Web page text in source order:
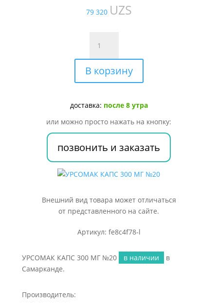
79 320 UZS
товара
УРСОМАК
КАПС
300
№20
В корзину
доставка: после 8 утра
или можно просто нажать на кнопку:
позвонить и заказать
Внешний вид товара может отличаться
от представленного на сайте.
Артикул: fe8c4f78-l
УРСОМАК КАПС 300 МГ №20 в наличии
в
Самарканде.
Производитель: